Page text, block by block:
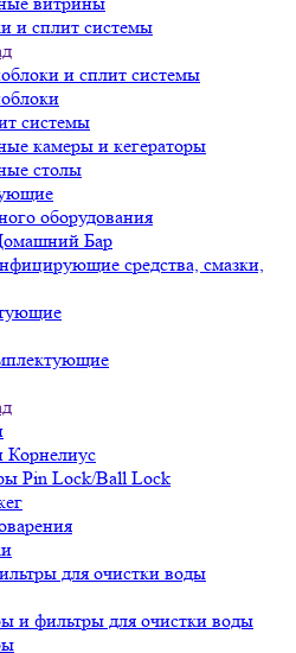
и сплит системы
и сплит системы
системы
камеры и кегераторы
столы
оборудования
Бар
средства, смазки,
Корнелиус
Pin Lock/Ball Lock
для очистки воды
и фильтры для очистки воды